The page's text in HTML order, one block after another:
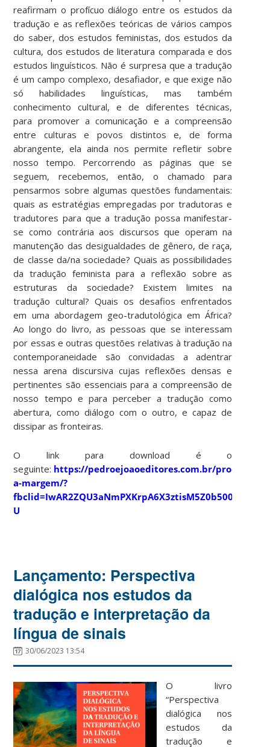
reafirmam o profícuo diálogo entre os estudos da
tradução e as reflexões teóricas de vários campos
do saber, dos estudos feministas, dos estudos da
cultura, dos estudos de literatura comparada e dos
estudos linguísticos. Não é surpresa que a tradução
é um campo complexo, desafiador, e que exige não
só habilidades linguísticas, mas também
conhecimento cultural, e de diferentes técnicas,
para promover a comunicação e a compreensão
entre culturas e povos distintos e, de forma
abrangente, ela ainda nos permite refletir sobre
nosso tempo. Percorrendo as páginas que se
seguem, recebemos, então, o chamado para
pensarmos sobre algumas questões fundamentais:
quais as estratégias empregadas por tradutoras e
tradutores para que a tradução possa manifestar-
se como contrária aos discursos que operam na
manutenção das desigualdades de gênero, de raça,
de classe da/na sociedade? Quais as possibilidades
da tradução feminista para a reflexão sobre as
estruturas da sociedade? Existem limites na
tradução cultural? Quais os desafios enfrentados
em uma abordagem geo-tradutológica em África?
Ao longo do livro, as pessoas que se interessam
por essas e outras questões relativas à tradução na
contemporaneidade são convidadas a adentrar
nessa arena discursiva cujas reflexões densas e
pertinentes são essenciais para a compreensão de
nosso tempo e para perceber a tradução como
abertura, como diálogo com o outro, e capaz de
dissipar as fronteiras.
O link para download é o
seguinte: https://pedroejoaoeditores.com.br/produto/
a-margem/?
U
Lançamento: Perspectiva
dialógica nos estudos da
tradução e interpretação da
língua de sinais
30/06/2023 13:54
O livro
“Perspectiva
dialógica nos
estudos da
tradução e